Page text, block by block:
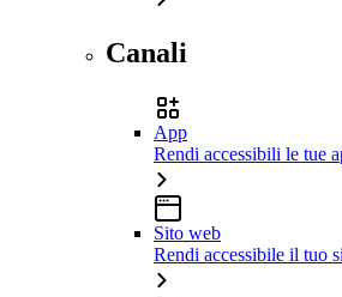
Canali
App
Rendi accessibili le tue
Sito web
Rendi accessibile il tuo